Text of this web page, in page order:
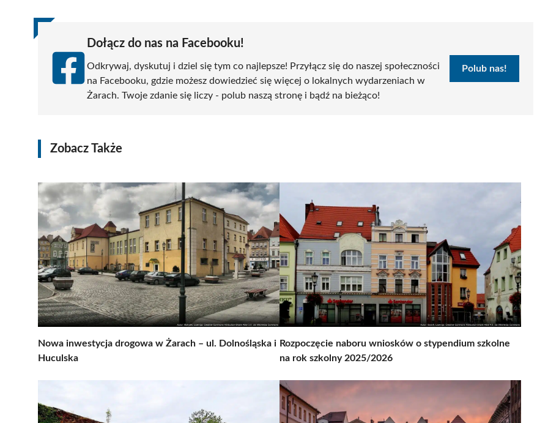
Dołącz do nas na Facebooku!
Odkrywaj, dyskutuj i dziel się tym co najlepsze! Przyłącz się do naszej społeczności
na Facebooku, gdzie możesz dowiedzieć się więcej o lokalnych wydarzeniach w
Żarach. Twoje zdanie się liczy - polub naszą stronę i bądź na bieżąco!
Polub nas!
Zobacz Także
Nowa inwestycja drogowa w Żarach – ul. Dolnośląska i
Huculska
Rozpoczęcie naboru wniosków o stypendium szkolne
na rok szkolny 2025/2026